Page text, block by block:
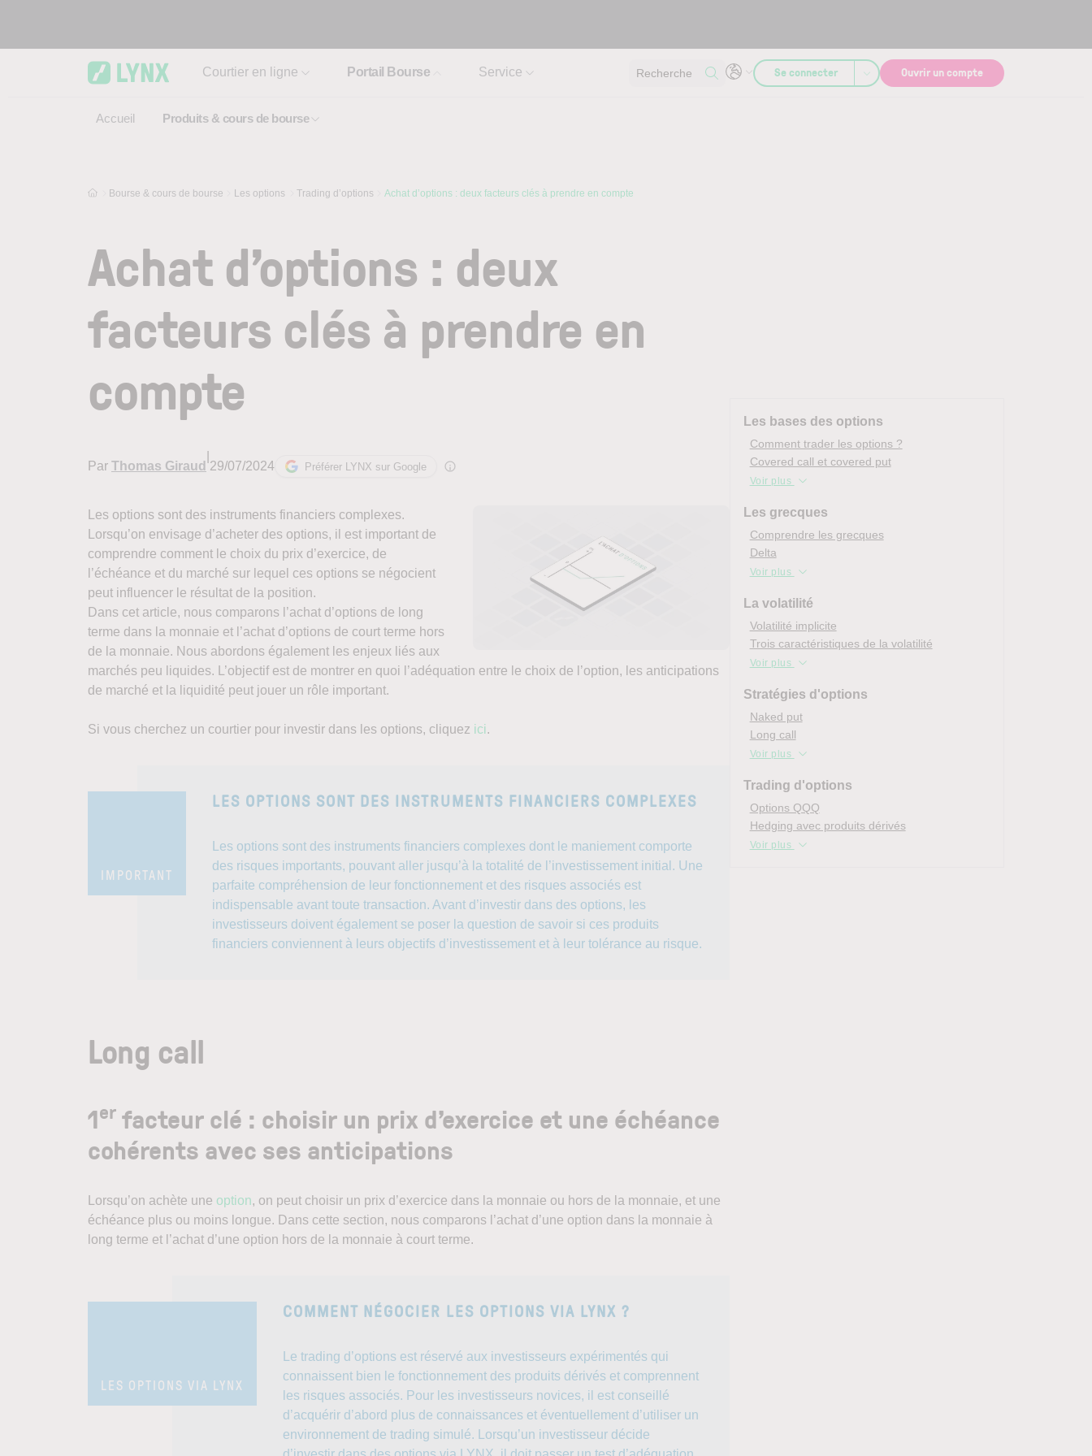
Courtier en ligne Portail Bourse
Accueil Produits & cours de bourse
Service Recherche Se connecter Ouvrir un compte
Bourse & cours de bourse Les options Trading d’options Achat d’options : deux facteurs clés à prendre en compte
Achat d’options : deux
facteurs clés à prendre en
compte
Par Thomas Giraud 29/07/2024 Préférer LYNX sur Google
Les options sont des instruments financiers complexes.
Lorsqu’on envisage d’acheter des options, il est important de
comprendre comment le choix du prix d’exercice, de
l’échéance et du marché sur lequel ces options se négocient
peut influencer le résultat de la position.
Dans cet article, nous comparons l’achat d’options de long
terme dans la monnaie et l’achat d’options de court terme hors
de la monnaie. Nous abordons également les enjeux liés aux
marchés peu liquides. L’objectif est de montrer en quoi l’adéquation entre le choix de l’option, les anticipations
de marché et la liquidité peut jouer un rôle important.
Si vous cherchez un courtier pour investir dans les options, cliquez ici.
IMPORTANT
LES OPTIONS SONT DES INSTRUMENTS FINANCIERS COMPLEXES
Les options sont des instruments financiers complexes dont le maniement comporte
des risques importants, pouvant aller jusqu’à la totalité de l’investissement initial. Une
parfaite compréhension de leur fonctionnement et des risques associés est
indispensable avant toute transaction. Avant d’investir dans des options, les
investisseurs doivent également se poser la question de savoir si ces produits
financiers conviennent à leurs objectifs d’investissement et à leur tolérance au risque.
Long call
1er facteur clé : choisir un prix d’exercice et une échéance
cohérents avec ses anticipations
Lorsqu’on achète une option, on peut choisir un prix d’exercice dans la monnaie ou hors de la monnaie, et une
échéance plus ou moins longue. Dans cette section, nous comparons l’achat d’une option dans la monnaie à
long terme et l’achat d’une option hors de la monnaie à court terme.
LES OPTIONS VIA LYNX
COMMENT NÉGOCIER LES OPTIONS VIA LYNX ?
Le trading d’options est réservé aux investisseurs expérimentés qui
connaissent bien le fonctionnement des produits dérivés et comprennent
les risques associés. Pour les investisseurs novices, il est conseillé
d’acquérir d’abord plus de connaissances et éventuellement d’utiliser un
environnement de trading simulé. Lorsqu’un investisseur décide
Les bases des options
Comment trader les options ?
Covered call et covered put
Voir plus
Les grecques
Comprendre les grecques
Delta
Voir plus
La volatilité
Volatilité implicite
Trois caractéristiques de la volatilité
Voir plus
Stratégies d'options
Naked put
Long call
Voir plus
Trading d'options
Options QQQ
Hedging avec produits dérivés
Voir plus